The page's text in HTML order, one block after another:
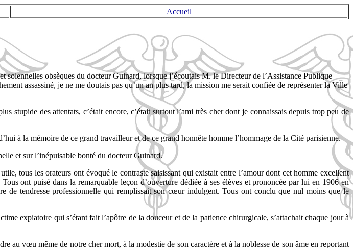
Accueil
obsèques du docteur Guinard, lorsque j’écoutais M. le Directeur de l’Assistance Publique
assassiné, je ne me doutais pas qu’un an plus tard, la mission me serait confiée de représenter la Ville
stupide des attentats, c’était encore, c’était surtout l’ami très cher dont je connaissais depuis trop peu de
à la mémoire de ce grand travailleur et de ce grand honnête homme l’hommage de la Cité parisienne.
et sur l’inépuisable bonté du docteur Guinard.
tous les orateurs ont évoqué le contraste saisissant qui existait entre l’amour dont cet homme excellent
ont puisé dans la remarquable leçon d’ouverture dédiée à ses élèves et prononcée par lui en 1906 en
de tendresse professionnelle qui remplissait son cœur indulgent. Tous ont conclu que nul moins que le
expiatoire qui s’étant fait l’apôtre de la douceur et de la patience chirurgicale, s’attachait chaque jour à
au vœu même de notre cher mort, à la modestie de son caractère et à la noblesse de son âme en reportant